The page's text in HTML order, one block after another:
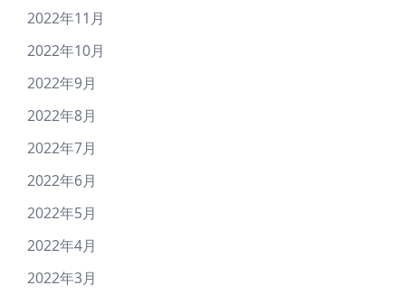
2022年11月
2022年10月
2022年9月
2022年8月
2022年7月
2022年6月
2022年5月
2022年4月
2022年3月